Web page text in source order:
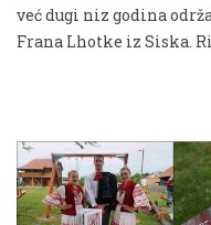
već dugi niz godina
Frana Lhotke iz Siska.